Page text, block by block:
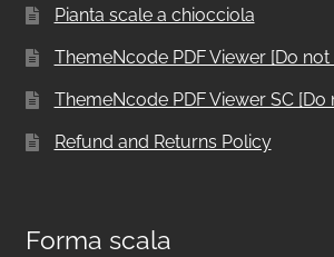
Pianta scale a chiocciola
ThemeNcode PDF Viewer [Do not
ThemeNcode PDF Viewer SC [Do
Refund and Returns Policy
Forma scala